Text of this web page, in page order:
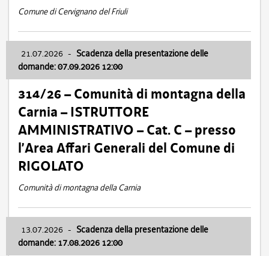
Comune di Cervignano del Friuli
21.07.2026 - Scadenza della presentazione delle
domande: 07.09.2026 12:00
314/26 – Comunità di montagna della
Carnia – ISTRUTTORE
AMMINISTRATIVO – Cat. C – presso
l’Area Affari Generali del Comune di
RIGOLATO
Comunità di montagna della Carnia
13.07.2026 - Scadenza della presentazione delle
domande: 17.08.2026 12:00